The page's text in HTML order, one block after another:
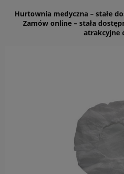
Hurtownia medyczna – stałe
Zamów online – stała
atrakcyjne